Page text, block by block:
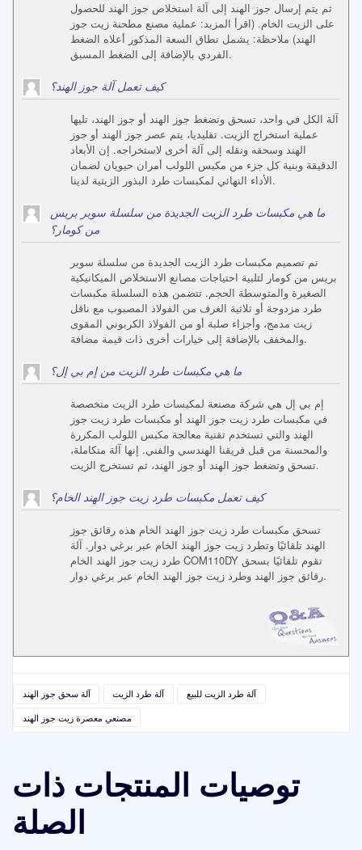
ثم يتم إرسال جوز الهند إلى آلة استخلاص جوز الهند للحصول
على الزيت الخام. (اقرأ المزيد: عملية مصنع مطحنة زيت جوز
الهند) ملاحظة: يشمل نطاق السعة المذكور أعلاه الضغط
الفردي بالإضافة إلى الضغط المسبق.
كيف تعمل آلة جوز الهند؟
آلة الكل في واحد، تسحق وتضغط جوز الهند أو جوز الهند، تليها
عملية استخراج الزيت. تقليديا، يتم عصر جوز الهند أو جوز
الهند وسحقه ونقله إلى آلة أخرى لاستخراجه. إن الأبعاد
الدقيقة وبنية كل جزء من مكبس اللولب أمران حيويان لضمان
الأداء النهائي لمكبسات طرد البذور الزيتية لدينا.
ما هي مكبسات طرد الزيت الجديدة من سلسلة سوبر بريس
من كومار؟
تم تصميم مكبسات طرد الزيت الجديدة من سلسلة سوبر
بريس من كومار لتلبية احتياجات مصانع الاستخلاص الميكانيكية
الصغيرة والمتوسطة الحجم. تتضمن هذه السلسلة مكبسات
طرد مزدوجة أو ثلاثية الغرف من الفولاذ المصبوب مع ناقل
زيت مدمج، وأجزاء صلبة أو من الفولاذ الكربوني المقوى
والمخفف بالإضافة إلى خيارات أخرى ذات قيمة مضافة.
ما هي مكبسات طرد الزيت من إم بي إل؟
إم بي إل هي شركة مصنعة لمكبسات طرد الزيت متخصصة
في مكبسات طرد زيت جوز الهند أو مكبسات طرد زيت جوز
الهند والتي تستخدم تقنية معالجة مكبس اللولب المكررة
والمحسنة من قبل فريقنا الهندسي والفني. إنها آلة متكاملة،
تسحق وتضغط جوز الهند أو جوز الهند، ثم تستخرج الزيت.
كيف تعمل مكبسات طرد زيت جوز الهند الخام؟
تسحق مكبسات طرد زيت جوز الهند الخام هذه رقائق جوز
الهند تلقائيًا وتطرد زيت جوز الهند الخام عبر برغي دوار. آلة
طرد زيت جوز الهند الخام COM110DY تقوم تلقائيًا بسحق
رقائق جوز الهند وطرد زيت جوز الهند الخام عبر برغي دوار.
آلة سحق جوز الهند آلة طرد الزيت
آلة طرد الزيت للبيع
مصنعي معصرة زيت جوز الهند
توصيات المنتجات ذات
الصلة